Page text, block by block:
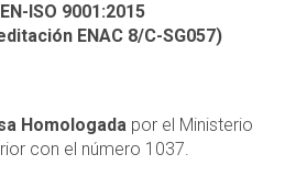
ISO 9001:2015
ENAC 8/C-SG057)
Homologadapor el Ministerio
con el número 1037.